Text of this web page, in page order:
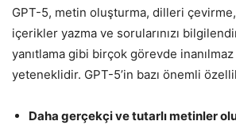
GPT-5, metin oluşturma, dilleri çevirme,
içerikler yazma ve sorularınızı
yanıtlama gibi birçok görevde
yeteneklidir. GPT-5’in bazı önemli
Daha gerçekçi ve tutarlı metinler